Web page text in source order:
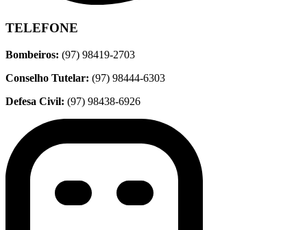
TELEFONE
Bombeiros: (97) 98419-2703
Conselho Tutelar: (97) 98444-6303
Defesa Civil: (97) 98438-6926